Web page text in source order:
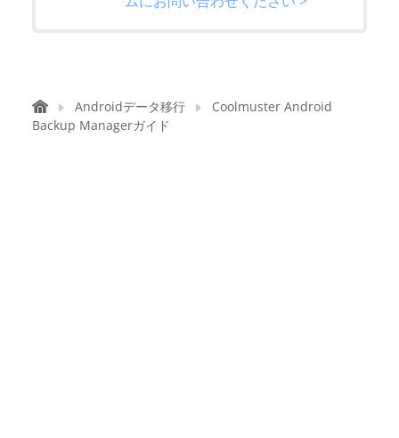
Androidデータ移行
Coolmuster Android
Backup Managerガイド